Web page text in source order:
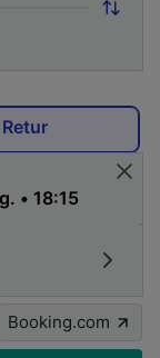
Retur
Booking.com